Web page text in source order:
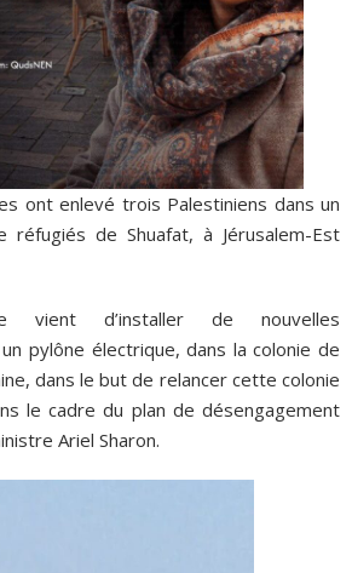
ont enlevé trois Palestiniens dans un
réfugiés de Shuafat, à Jérusalem-Est
vient d’installer de nouvelles
pylône électrique, dans la colonie de
dans le but de relancer cette colonie
le cadre du plan de désengagement
Ariel Sharon.